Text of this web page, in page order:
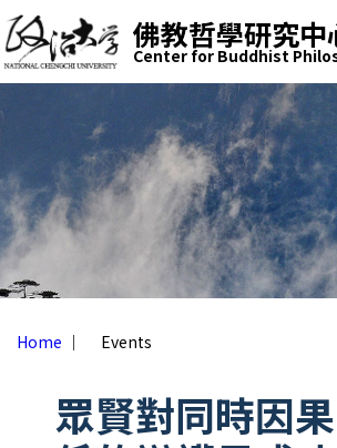
Skip to main
buddhi
ca
佛教哲學研究中
Center for Buddhist
o
e
p
a
g
e
m
Home ｜ Events
眾賢對同時因